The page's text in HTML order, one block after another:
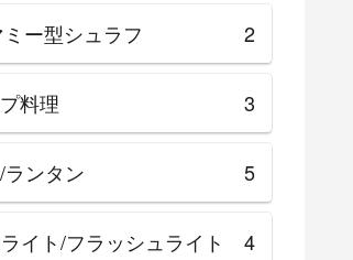
ー型シュラフ 2
料理 3
ランタン 5
イト/フラッシュライト 4